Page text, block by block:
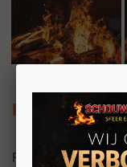
Faber e-
Faber e-MatriX